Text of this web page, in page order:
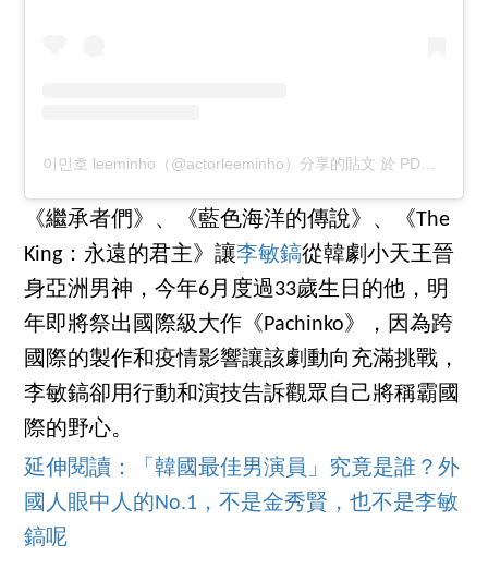
이민호 leeminho（@actorleeminho）分享的貼文 於 PDT 2020 年 9月 月 21 日 上午 4:03
《繼承者們》、《藍色海洋的傳說》、《The
King：永遠的君主》讓李敏鎬從韓劇小天王晉
身亞洲男神，今年6月度過33歲生日的他，明
年即將祭出國際級大作《Pachinko》，因為跨
國際的製作和疫情影響讓該劇動向充滿挑戰，
李敏鎬卻用行動和演技告訴觀眾自己將稱霸國
際的野心。
延伸閱讀：「韓國最佳男演員」究竟是誰？外
國人眼中人的No.1，不是金秀賢，也不是李敏
鎬呢